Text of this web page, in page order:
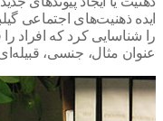
ذهنیت‌های اجتماعی
کرد که افراد را
مثال، جنسی، قبیله‌ای،